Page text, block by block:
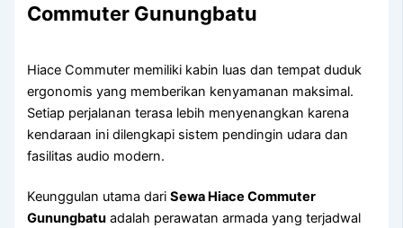
Commuter Gunungbatu
Hiace Commuter memiliki kabin luas dan tempat duduk
ergonomis yang memberikan kenyamanan maksimal.
Setiap perjalanan terasa lebih menyenangkan karena
kendaraan ini dilengkapi sistem pendingin udara dan
fasilitas audio modern.
Keunggulan utama dariSewa Hiace Commuter
Gunungbatu adalah perawatan armada yang terjadwal